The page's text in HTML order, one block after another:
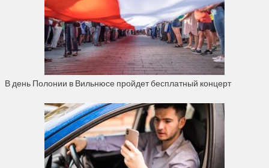
В день Полонии в Вильнюсе пройдет бесплатный концерт